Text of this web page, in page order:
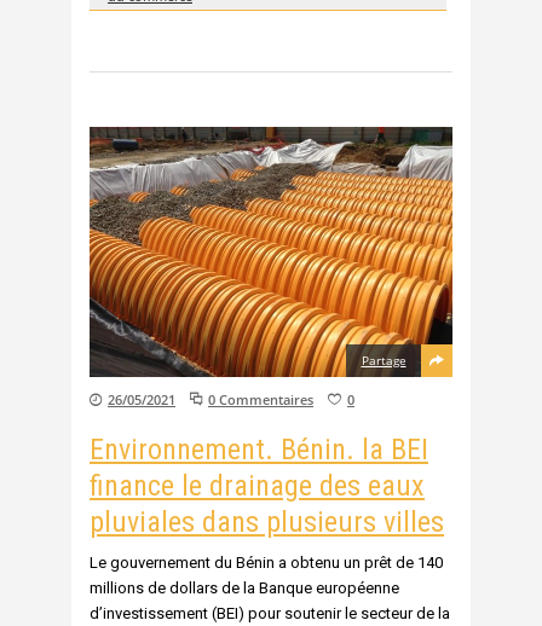
Partage
26/05/2021 0 Commentaires 0
Environnement. Bénin. la BEI
finance le drainage des eaux
pluviales dans plusieurs villes
Le gouvernement du Bénin a obtenu un prêt de 140
millions de dollars de la Banque européenne
d’investissement (BEI) pour soutenir le secteur de la